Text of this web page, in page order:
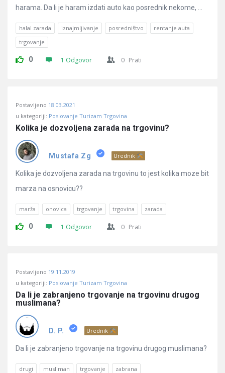
harama. Da li je haram izdati auto kao posrednik nekome, ...
halal zarada iznajmljivanje posredništvo
rentanje auta
trgovanje
0 1 Odgovor 0 Prati
Postavljeno 18.03.2021
u kategoriji: Poslovanje Turizam Trgovina
Kolika je dozvoljena zarada na trgovinu?
Mustafa Zg Urednik
Kolika je dozvoljena zarada na trgovinu to jest kolika moze bit
marza na osnovicu??
marža onovica trgovanje trgovina zarada
0 1 Odgovor 0 Prati
Postavljeno 19.11.2019
u kategoriji: Poslovanje Turizam Trgovina
Da li je zabranjeno trgovanje na trgovinu drugog
muslimana?
D. P. Urednik
Da li je zabranjeno trgovanje na trgovinu drugog muslimana?
drugi musliman trgovanje zabrana